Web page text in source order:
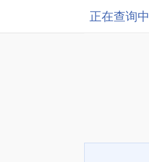
正在查询中